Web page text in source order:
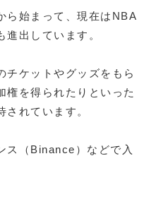
ら始まって、現在はNBA
出しています。
チケットやグッズをもら
権を得られたりといった
されています。
ス（Binance）などで入